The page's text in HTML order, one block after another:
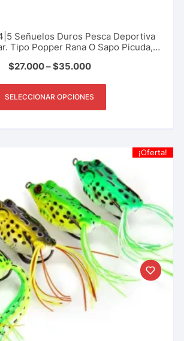
Señuelos Duros Pesca Deportiva
Tipo Popper Rana O Sapo Picuda,
$27.000–$35.000
SELECCIONAR OPCIONES
¡Oferta!